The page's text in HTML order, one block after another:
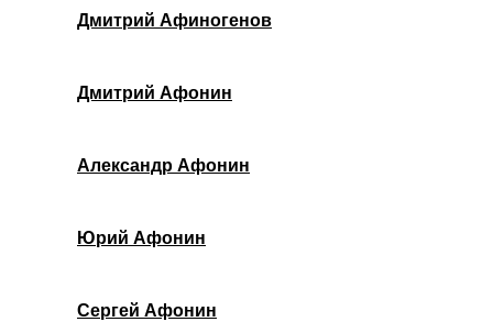
Дмитрий Афиногенов
Дмитрий Афонин
Александр Афонин
Юрий Афонин
Сергей Афонин